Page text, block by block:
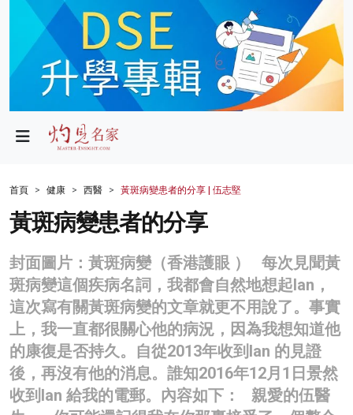
政局
財經
生活
商業
科技
影片
名家榜
灼見活動
首頁 健康 西醫 黃斑病變患者的分享 | 伍志堅
黃斑病變患者的分享
封面圖片：黃斑病變（香港護眼 ） 每次見聞黃
斑病變這個疾病名詞，我都會自然地想起Ian，
這次寫有關黃斑病變的文章就更不用說了。事實
上，我一直都很關心他的病況，因為我想知道他
的康復是否持久。自從2013年收到Ian 的見證
後，再沒有他的消息。誰知2016年12月1日景然
收到Ian 給我的電郵。內容如下： 親愛的伍醫